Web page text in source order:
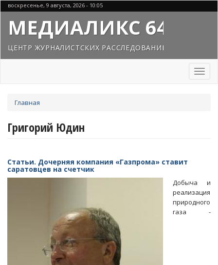
Перейти
к
основному
содержанию
воскресенье, 9 августа, 2026 - 10:05
МЕДИАЛИКС 64
ЦЕНТР ЖУРНАЛИСТСКИХ РАССЛЕДОВАНИЙ
Toggle
здесь
Главная
Григорий Юдин
Статьи. Дочерняя компания «Газпрома» ставит
саратовцев на счетчик
Добыча и
реализация
природного
газа -